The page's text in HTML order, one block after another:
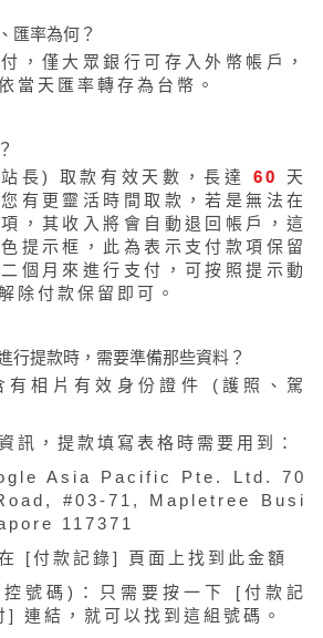
匯率為何？
，僅大眾銀行可存入外幣帳戶，
當天匯率轉存為台幣。
長) 取款有效天數，長達60
天
有更靈活時間取款，若是無法在
，其收入將會自動退回帳戶，這
提示框，此為表示支付款項保留
個月來進行支付，可按照提示動
除付款保留即可。
行提款時，需要準備那些資料？
有相片有效身份證件 (護照、駕
訊，提款填寫表格時需要用到：
Asia Pacific Pte. Ltd. 70
#03-71, Mapletree Busi
117371
[付款記錄] 頁面上找到此金額
號碼)：只需要按一下 [付款記
連結，就可以找到這組號碼。